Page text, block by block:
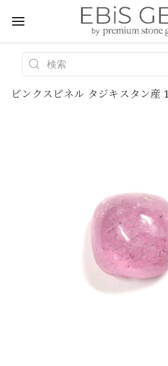
ピンクスピネル タジキスタン産